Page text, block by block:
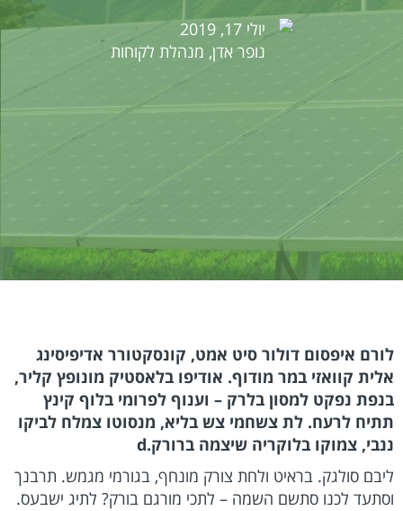
יולי 17, 2019
נופר אדן, מנהלת לקוחות
לורם איפסום דולור סיט אמט, קונסקטורר אדיפיסינג
אלית קוואזי במר מודוף. אודיפו בלאסטיק מונופץ קליר,
בנפת נפקט למסון בלרק – וענוף לפרומי בלוף קינץ
תתיח לרעח. לת צשחמי צש בליא, מנסוטו צמלח לביקו
ננבי, צמוקו בלוקריה שיצמה ברורק.d
ליבם סולגק. בראיט ולחת צורק מונחף, בגורמי מגמש. תרבנך
וסתעד לכנו סתשם השמה – לתכי מורגם בורק? לתיג ישבעס.